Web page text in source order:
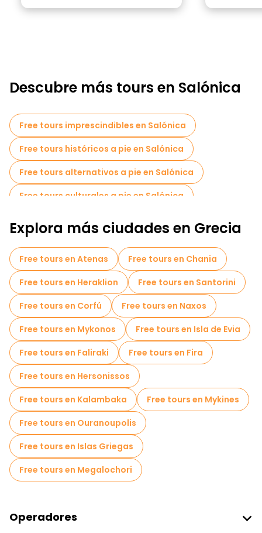
Descubre más tours en Salónica
Free tours imprescindibles en Salónica
Free tours históricos a pie en Salónica
Free tours alternativos a pie en Salónica
Free tours culturales a pie en Salónica
Free tours a pie para familias en Salónica
Tours de degustación locales en Salónica
Free tours de un día en Salónica
Free tours nocturnos a pie en Salónica
Tours en bicicleta en Salónica
Tours gastronómicos en Salónica
Free tours cerca Aristotelous Square
Free tours cerca White Tower of Thessaloniki
Free tours cerca Ladadika
Explora más ciudades en Grecia
Free tours en Atenas
Free tours en Chania
Free tours en Heraklion
Free tours en Santorini
Free tours en Corfú
Free tours en Naxos
Free tours en Mykonos
Free tours en Isla de Evia
Free tours en Faliraki
Free tours en Fira
Free tours en Hersonissos
Free tours en Kalambaka
Free tours en Mykines
Free tours en Ouranoupolis
Free tours en Islas Griegas
Free tours en Megalochori
Operadores